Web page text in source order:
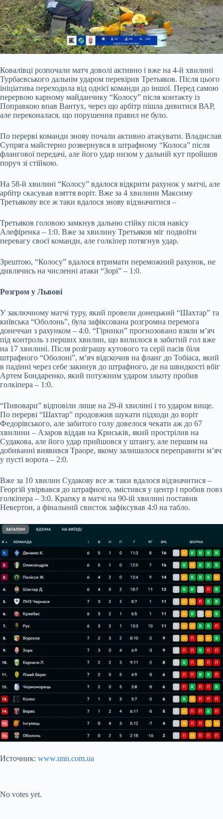
Ковалівці розпочали матч доволі активно і вже на 4-й хвилині
Турбаєвського дальнім ударом перевірив Третьяков. Після цього
ініціатива переходила від однієї команди до іншої. Перед самою
перервою карному майданчику “Колосу” після контакту із
Поправкою впав Вантух, через що арбітр пішла дивитися ВАР,
але переконалася, що порушення правил не було.
По перерві команди знову почали активно атакувати. Владислав
Супряга майстерно розвернувся в штрафному “Колоса” після
флангової передачі, але його удар низом у дальній кут пройшов
поруч зі стійкою.
На 58-й хвилині “Колосу” вдалося відкрити рахунок у матчі, але
арбітр скасував взяття воріт. Вже за 4 хвилини Максиму
Третьякову все ж таки вдалося знову відзначитися –
Третьяков головою замкнув дальню стійку після навісу
Алефіренка – 1:0. Вже за хвилину Третьяков міг подвоїти
перевагу своєї команди, але голкіпер потягнув удар.
Зрештою, “Колосу” вдалося втримати переможний рахунок, не
дивлячись на численні атаки “Зорі” – 1:0.
Розгром у Львові
У заключному матчі туру, який провели донецький “Шахтар” та
київська “Оболонь”, була зафіксована розгромна перемога
донеччан з рахунком – 4:0. “Гірники” прогнозовано взяли м’яч
під контроль з перших хвилин, що вилилося в забитий гол вже
на 17 хвилині. Після розіграшу кутового та серії пасів біля
штрафного “Оболоні”, м’яч відскочив на фланг до Тобіаса, який
в падінні через себе закинув до штрафного, де на швидкості вбіг
Артем Бондаренко, який потужним ударом зльоту пробив
голкіпера – 1:0.
“Пивовари” відповіли лише на 29-й хвилині і то ударом вище.
По перерві “Шахтар” продовжив шукати підходи до воріт
Федорівського, але забитого голу довелося чекати аж до 67
хвилини – Азаров віддав на Криськів, який прострілив на
Судакова, але його удар прийшовся у штангу, але першим на
добиванні виявився Траоре, якому залишалося переправити м’яч
у пусті ворота – 2:0.
Вже за 10 хвилин Судакову все ж таки вдалося відзначитися –
Георгій увірвався до штрафного, змістився у центр і пробив повз
голкіпера – 3:0. Крапку в матчі на 90-ій хвилині поставив
Невертон, а фінальний свисток зафіксував 4:0 на табло.
Источник: www.unn.com.ua
No votes yet.